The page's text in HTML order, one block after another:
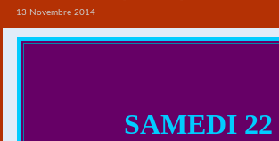
13 Novembre 2014
SAMEDI